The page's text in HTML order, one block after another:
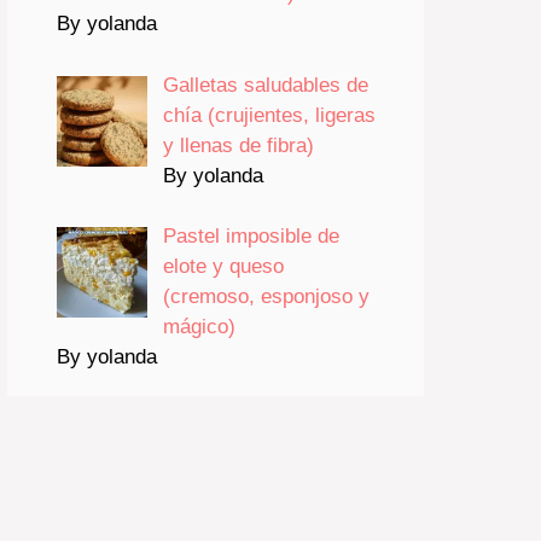
By yolanda
Galletas saludables de
chía (crujientes, ligeras
y llenas de fibra)
By yolanda
Pastel imposible de
elote y queso
(cremoso, esponjoso y
mágico)
By yolanda